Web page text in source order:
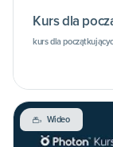
Kurs dla
kurs dla
Wideo